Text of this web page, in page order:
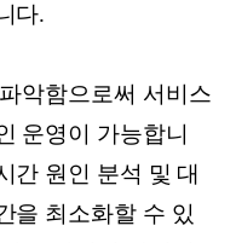
다.
악함으로써 서비스
운영이 가능합니
간 원인 분석 및 대
을 최소화할 수 있